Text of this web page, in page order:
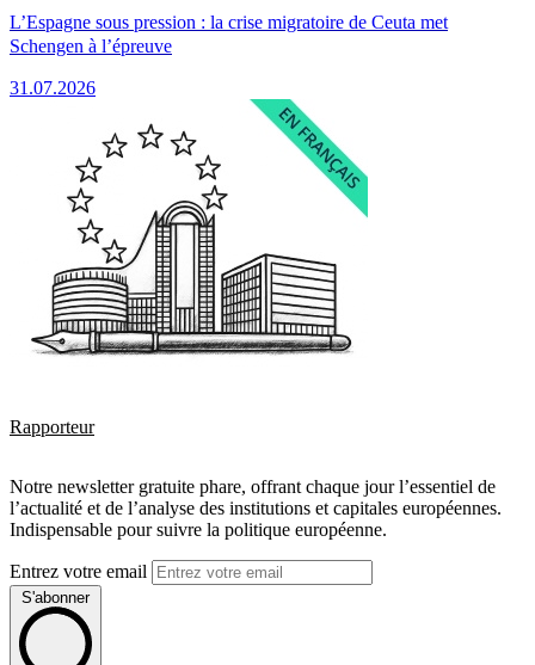
L’Espagne sous pression : la crise migratoire de Ceuta met
Schengen à l’épreuve
31.07.2026
Rapporteur
Notre newsletter gratuite phare, offrant chaque jour l’essentiel de
l’actualité et de l’analyse des institutions et capitales européennes.
Indispensable pour suivre la politique européenne.
Entrez votre email
S'abonner